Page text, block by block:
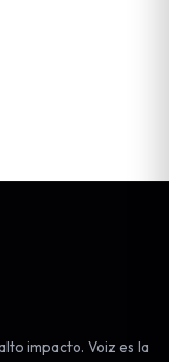
impacto. Voiz es la